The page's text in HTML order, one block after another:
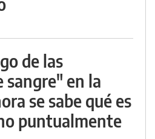
de las
sangre" en la
se sabe qué es
puntualmente